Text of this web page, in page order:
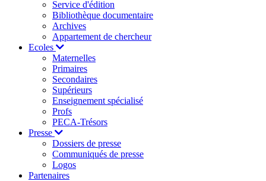
Service d'édition
Bibliothèque documentaire
Archives
Appartement de chercheur
Ecoles
Maternelles
Primaires
Secondaires
Supérieurs
Enseignement spécialisé
Profs
PECA-Trésors
Presse
Dossiers de presse
Communiqués de presse
Logos
Partenaires